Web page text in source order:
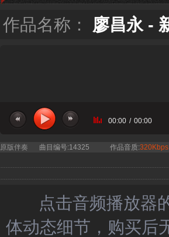
作品名称： 廖昌永 -
00:00 / 00:00
原版伴奏 曲目编号:14325 作品音质:320Kbps
点击音频播放器
体动态细节，购买后